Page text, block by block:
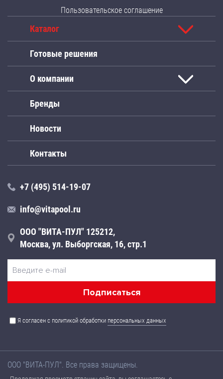
Пользовательское соглашение
Каталог
Готовые решения
О компании
Бренды
Новости
Контакты
+7 (495) 514-19-07
info@vitapool.ru
ООО "ВИТА-ПУЛ" 125212,
Москва, ул. Выборгская, 16, стр.1
Я согласен с политикой обработки персональных данных
ООО "ВИТА-ПУЛ". Все права защищены.
Названия товаров, а также их технические характеристики,